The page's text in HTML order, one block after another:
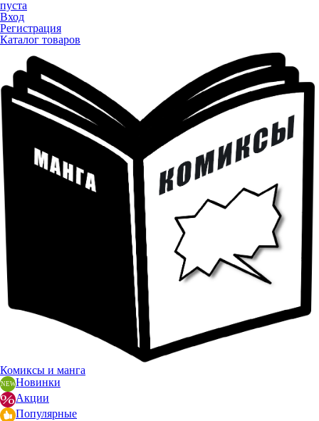
пуста
Вход
Регистрация
Каталог товаров
Комиксы и манга
Новинки
Акции
Популярные